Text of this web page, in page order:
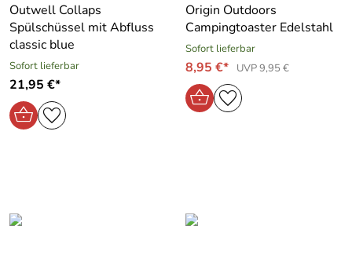
Outwell Collaps
Spülschüssel mit Abfluss
classic blue
Sofort lieferbar
21,95 €*
Origin Outdoors
Campingtoaster Edelstahl
Sofort lieferbar
8,95 €* UVP 9,95 €